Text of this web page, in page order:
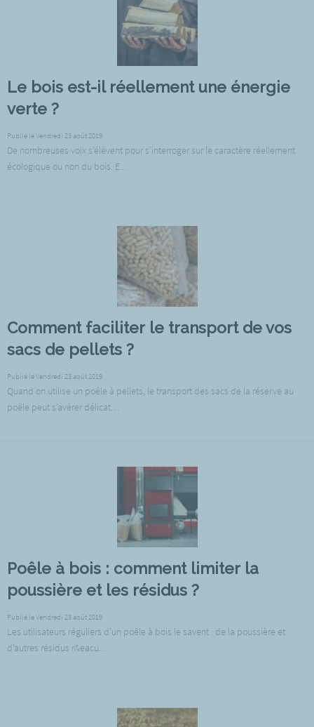
Le bois est-il réellement une énergie
verte ?
Publié le Vendredi 23 août 2019
De nombreuses voix s’élèvent pour s’interroger sur le caractère réellement
écologique ou non du bois. E...
Comment faciliter le transport de vos
sacs de pellets ?
Publié le Vendredi 23 août 2019
Quand on utilise un poêle à pellets, le transport des sacs de la réserve au
poêle peut s’avérer délicat....
Poêle à bois : comment limiter la
poussière et les résidus ?
Publié le Vendredi 23 août 2019
Les utilisateurs réguliers d’un poêle à bois le savent : de la poussière et
d’autres résidus r&eacu...